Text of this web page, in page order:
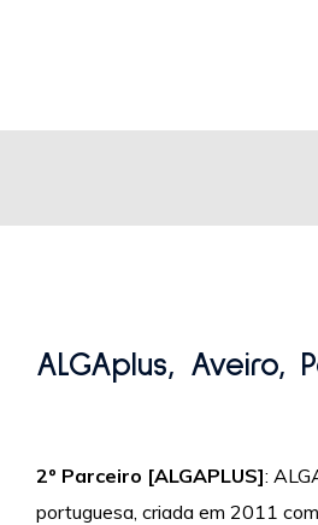
ALGAplus, Aveiro,
2º Parceiro [ALGAPLUS]:
portuguesa, criada em 2011